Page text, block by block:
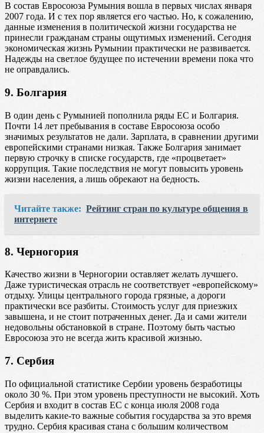
В состав Евросоюза Румыния вошла в первых числах января
2007 года. И с тех пор является его частью. Но, к сожалению,
данные изменения в политической жизни государства не
принесли гражданам страны ощутимых изменений. Сегодня
экономическая жизнь Румынии практически не развивается.
Надежды на светлое будущее по истечении времени пока что
не оправдались.
9. Болгария
В один день с Румынией пополнила ряды ЕС и Болгария.
Почти 14 лет пребывания в составе Евросоюза особо
значимых результатов не дали. Зарплата, в сравнении другими
европейскими странами низкая. Также Болгария занимает
первую строчку в списке государств, где «процветает»
коррупция. Такие последствия не могут повысить уровень
жизни населения, а лишь обрекают на бедность.
Читайте также: Рейтинг стран по культуре общения в
интернете
8. Черногория
Качество жизни в Черногории оставляет желать лучшего.
Даже туристическая отрасль не соответствует «европейскому»
отдыху. Улицы центрального города грязные, а дороги
практически все разбиты. Стоимость услуг для приезжих
завышена, и не стоит потраченных денег. Да и сами жители
недовольны обстановкой в стране. Поэтому быть частью
Евросоюза это не всегда жить красивой жизнью.
7. Сербия
По официальной статистике Сербии уровень безработицы
около 30 %. При этом уровень преступности не высокий. Хоть
Сербия и входит в состав ЕС с конца июля 2008 года
выделить какие-то важные события государства за это время
трудно. Сербия красивая стана с большим количеством